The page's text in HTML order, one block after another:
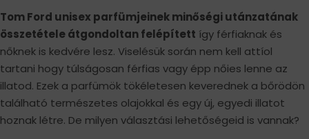
Tom Ford unisex parfümjeinek minőségi utánzatának
összetétele átgondoltan felépített így férfiaknak és
nőknek is kedvére lesz. Viselésük során nem kell attíol
tartani hogy túlságosan férfias vagy épp nőies lenne az
illatod. Ezek a parfümök tökéletesen keverednek a bőrödön
található természetes olajokkal és egy új, egyedi illatot
hoznak létre. De milyen választási lehetőségeid is vannak?